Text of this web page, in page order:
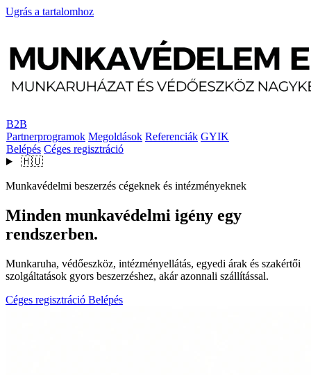
Ugrás a tartalomhoz
B2B
Partnerprogramok Megoldások Referenciák GYIK
Belépés Céges regisztráció
🇭🇺
Munkavédelmi beszerzés cégeknek és intézményeknek
Minden munkavédelmi igény egy
rendszerben.
Munkaruha, védőeszköz, intézményellátás, egyedi árak és szakértői
szolgáltatások gyors beszerzéshez, akár azonnali szállítással.
Céges regisztráció Belépés